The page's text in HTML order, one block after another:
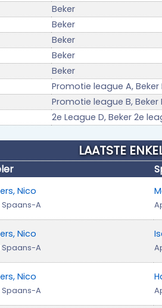
Beker
Beker
Beker
Beker
Beker
Promotie league A, Beker
Promotie league B, Beker
2e League D, Beker 2e
LAATSTE
Nico
Spaans-A
Nico
Spaans-A
Nico
Spaans-A